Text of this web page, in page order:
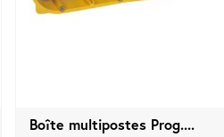
Boîte multipostes Prog....